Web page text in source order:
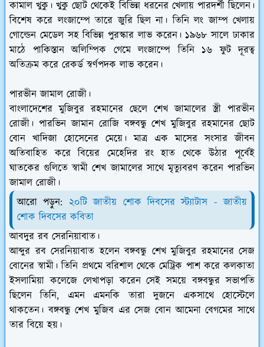
কামাল খুকু। খুকু ছোট থেকেই বিভিন্ন ধরনের খেলায় পারদর্শী ছিলেন।
বিশেষ করে লংজাম্পে তারে জুরি ছিল না। তিনি লং জাম্প খেলায়
গোল্ডেন মেডেল সহ বিভিন্ন পুরস্কার লাভ করেন। ১৯৬৮ সালে ঢাকার
মাঠে পাকিস্তান অলিম্পিক গেমে লংজাম্পে তিনি ১৬ ফুট দূরত্ব
অতিক্রম করে রেকর্ড স্বর্ণপদক লাভ করেন।
পারভীন জামাল রোজী।
বাংলাদেশের মুজিবুর রহমানের ছেলে শেখ জামালের স্ত্রী পারভীন
রোজী। পারভিন জামান রোজি বঙ্গবন্ধু শেখ মুজিবুর রহমানের ছোট
বোন খাদিজা হোসেনের মেয়ে। মাত্র এক মাসের সংসার জীবন
অতিবাহিত করে বিয়ের মেহেদির রং হাত থেকে উঠার পূর্বেই
ঘাতকের গুলিতে স্বামী শেখ জামালের সাথে মৃত্যুবরণ করেন পারভিন
জামাল রোজী।
আরো পড়ুন: ২০টি জাতীয় শোক দিবসের স্ট্যাটাস - জাতীয়
শোক দিবসের কবিতা
আবদুর রব সেরনিয়াবাত।
আব্দুর রব সেরনিয়াবাত হলেন বঙ্গবন্ধু শেখ মুজিবুর রহমানের সেজ
বোনের স্বামী। তিনি প্রথমে বরিশাল থেকে মেট্রিক পাশ করে কলকাতা
ইসলামিয়া কলেজে লেখাপড়া করেন সেই সময়ে বঙ্গবন্ধুর সভাপতি
ছিলেন তিনি, এমন এমনকি তারা দুজনে একসাথে হোস্টেলে
থাকতেন। বঙ্গবন্ধু শেখ মুজিব এর সেজ বোন আমেনা বেগমের সাথে
তার বিয়ে হয়।